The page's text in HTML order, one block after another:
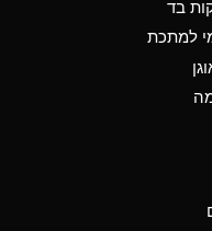
A
A
בד
למתכת